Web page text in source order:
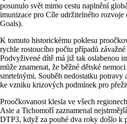
posunulo svět mimo cestu naplnění
imunizace pro Cíle udržitelného rozvoje
Goals).
K tomuto historickému poklesu
rychle rostoucího počtu případů
Podvyživené dítě má již tak oslabenou
může znamenat, že běžné dětské
smrtelnými. Souběh nedostatku potravy
ke vzniku krizových podmínek pro
Proočkovanost klesla ve všech
Asie a Tichomoří zaznamenal
DTP3, když za pouhé dva roky došlo k